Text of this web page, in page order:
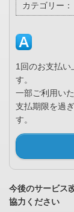
カテゴリー：
1回のお支払
す。
一部ご利用い
支払期限を過
す。
今後のサービス
協力ください